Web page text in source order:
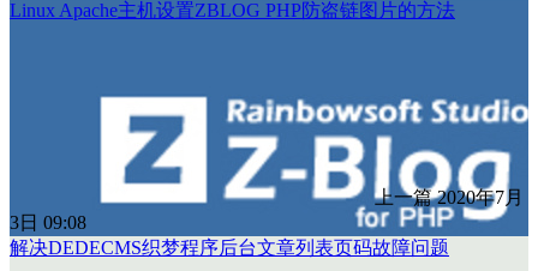
Linux Apache主机设置ZBLOG PHP防盗链图片的方法
上一篇 2020年7月
3日 09:08
解决DEDECMS织梦程序后台文章列表页码故障问题